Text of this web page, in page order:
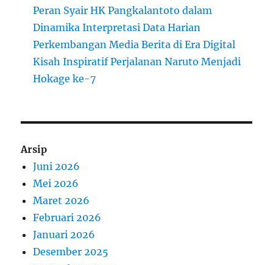
Peran Syair HK Pangkalantoto dalam
Dinamika Interpretasi Data Harian
Perkembangan Media Berita di Era Digital
Kisah Inspiratif Perjalanan Naruto Menjadi
Hokage ke-7
Arsip
Juni 2026
Mei 2026
Maret 2026
Februari 2026
Januari 2026
Desember 2025